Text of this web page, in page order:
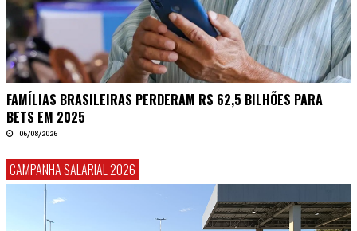
FAMÍLIAS BRASILEIRAS PERDERAM R$ 62,5 BILHÕES PARA
BETS EM 2025
06/08/2026
CAMPANHA SALARIAL 2026